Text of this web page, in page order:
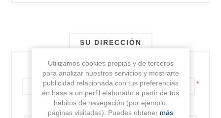
SU DIRECCIÓN
Dirección:
*
Dirección 2:
Utilizamos cookies propias y de terceros
para analizar nuestros servicios y mostrarte
publicidad relacionada con tus preferencias
en base a un perfil elaborado a partir de tus
hábitos de navegación (por ejemplo,
páginas visitadas). Puedes obtener más